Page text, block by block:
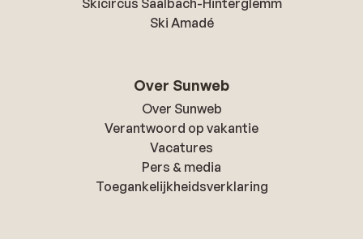
Skicircus Saalbach-Hinterglemm
Ski Amadé
Over Sunweb
Over Sunweb
Verantwoord op vakantie
Vacatures
Pers & media
Toegankelijkheidsverklaring